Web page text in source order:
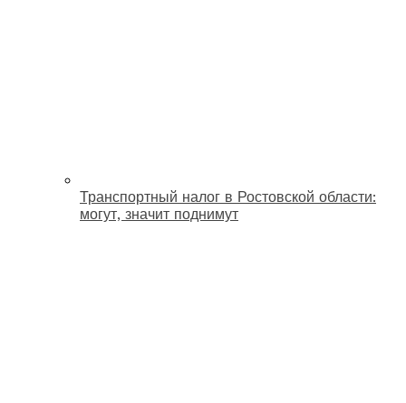
Транспортный налог в Ростовской области:
могут, значит поднимут